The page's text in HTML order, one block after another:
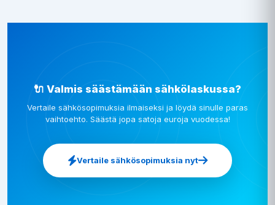
🔌 Valmis säästämään sähkölaskussa?
Vertaile sähkösopimuksia ilmaiseksi ja löydä sinulle paras
vaihtoehto. Säästä jopa satoja euroja vuodessa!
Vertaile sähkösopimuksia nyt